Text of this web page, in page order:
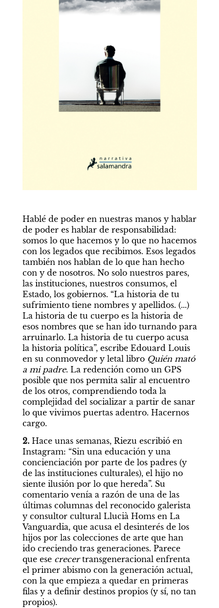
Hablé de poder en nuestras manos y hablar
de poder es hablar de responsabilidad:
somos lo que hacemos y lo que no hacemos
con los legados que recibimos. Esos legados
también nos hablan de lo que han hecho
con y de nosotros. No solo nuestros pares,
las instituciones, nuestros consumos, el
Estado, los gobiernos. “La historia de tu
sufrimiento tiene nombres y apellidos. (...)
La historia de tu cuerpo es la historia de
esos nombres que se han ido turnando para
arruinarlo. La historia de tu cuerpo acusa
la historia política”, escribe Edouard Louis
en su conmovedor y letal libro Quién mató
a mi padre. La redención como un GPS
posible que nos permita salir al encuentro
de los otros, comprendiendo toda la
complejidad del socializar a partir de sanar
lo que vivimos puertas adentro. Hacernos
cargo.
2. Hace unas semanas, Riezu escribió en
Instagram: “Sin una educación y una
concienciación por parte de los padres (y
de las instituciones culturales), el hijo no
siente ilusión por lo que hereda”. Su
comentario venía a razón de una de las
últimas columnas del reconocido galerista
y consultor cultural Llucià Homs en La
Vanguardia, que acusa el desinterés de los
hijos por las colecciones de arte que han
ido creciendo tras generaciones. Parece
que ese crecer transgeneracional enfrenta
el primer abismo con la generación actual,
con la que empieza a quedar en primeras
filas y a definir destinos propios (y sí, no tan
propios).